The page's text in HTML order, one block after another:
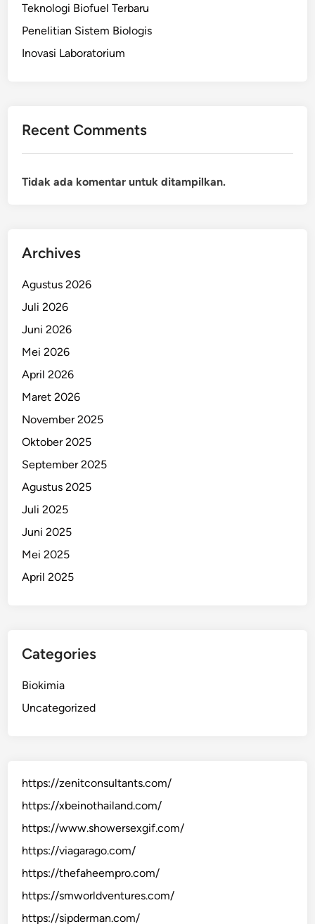
Teknologi Biofuel Terbaru
Penelitian Sistem Biologis
Inovasi Laboratorium
Recent Comments
Tidak ada komentar untuk ditampilkan.
Archives
Agustus 2026
Juli 2026
Juni 2026
Mei 2026
April 2026
Maret 2026
November 2025
Oktober 2025
September 2025
Agustus 2025
Juli 2025
Juni 2025
Mei 2025
April 2025
Categories
Biokimia
Uncategorized
https://zenitconsultants.com/
https://xbeinothailand.com/
https://www.showersexgif.com/
https://viagarago.com/
https://thefaheempro.com/
https://smworldventures.com/
https://sipderman.com/